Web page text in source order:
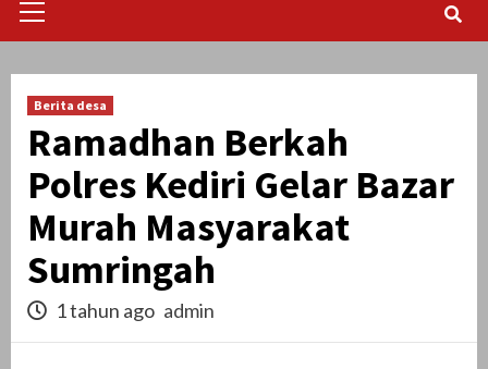
Menu
Berita desa
Ramadhan Berkah
Polres Kediri Gelar Bazar
Murah Masyarakat
Sumringah
1 tahun ago admin